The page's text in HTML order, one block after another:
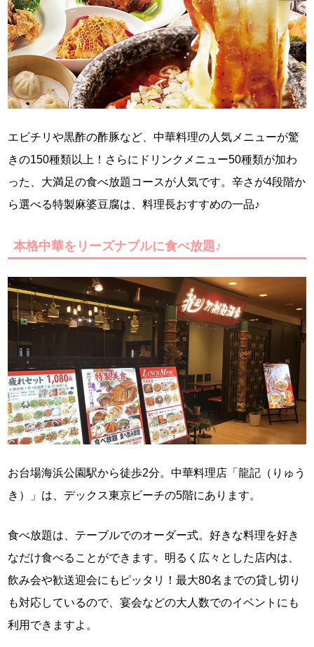
エビチリや黒酢の酢豚など、中華料理の人気メニューが驚
きの150種類以上！さらにドリンクメニュー50種類が加わ
った、大満足の食べ放題コースが人気です。辛さが4段階か
ら選べる特製麻婆豆腐は、料理長おすすめの一品♪
本格中華をリーズナブルに食べ放題♪
お台場海浜公園駅から徒歩2分。中華料理店「龍記（りゅう
き）」は、デックス東京ビーチの5階にあります。
食べ放題は、テーブルでのオーダー式。好きな料理を好き
なだけ食べることができます。明るく広々とした店内は、
飲み会や歓送迎会にもピッタリ！最大80名までの貸し切り
も対応しているので、宴会などの大人数でのイベントにも
利用できますよ。